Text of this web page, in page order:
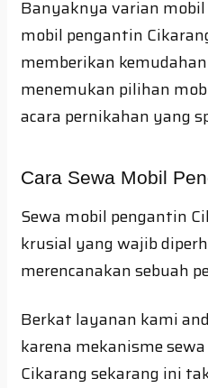
Banyaknya varian
mobil pengantin
memberikan
menemukan pilihan
acara pernikahan yang
Cara Sewa Mobil
Sewa mobil pengantin
krusial yang wajib
merencanakan sebuah
Berkat layanan kami
karena mekanisme
Cikarang sekarang ini